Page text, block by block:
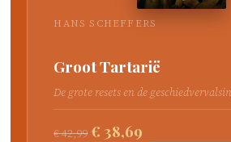
HANS SCHEFFERS
Groot Tartarië
De grote resets en de
€ 42,99 € 38,69